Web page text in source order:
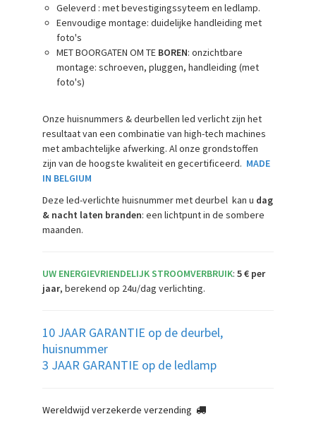
Geleverd : met bevestigingssyteem en ledlamp.
Eenvoudige montage: duidelijke handleiding met
foto's
MET BOORGATEN OM TE BOREN: onzichtbare
montage: schroeven, pluggen, handleiding (met
foto's)
Onze huisnummers & deurbellen led verlicht zijn het
resultaat van een combinatie van high-tech machines
met ambachtelijke afwerking. Al onze grondstoffen
zijn van de hoogste kwaliteit en gecertificeerd. MADE
IN BELGIUM
Deze led-verlichte huisnummer met deurbel kan u dag
& nacht laten branden: een lichtpunt in de sombere
maanden.
UW ENERGIEVRIENDELIJK STROOMVERBRUIK: 5 € per
jaar, berekend op 24u/dag verlichting.
10 JAAR GARANTIE op de deurbel,
huisnummer
3 JAAR GARANTIE op de ledlamp
Wereldwijd verzekerde verzending